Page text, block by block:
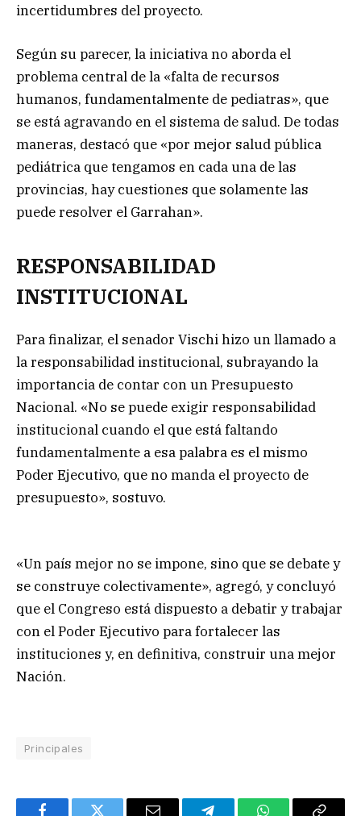
incertidumbres del proyecto.
Según su parecer, la iniciativa no aborda el
problema central de la «falta de recursos
humanos, fundamentalmente de pediatras», que
se está agravando en el sistema de salud. De todas
maneras, destacó que «por mejor salud pública
pediátrica que tengamos en cada una de las
provincias, hay cuestiones que solamente las
puede resolver el Garrahan».
RESPONSABILIDAD
INSTITUCIONAL
Para finalizar, el senador Vischi hizo un llamado a
la responsabilidad institucional, subrayando la
importancia de contar con un Presupuesto
Nacional. «No se puede exigir responsabilidad
institucional cuando el que está faltando
fundamentalmente a esa palabra es el mismo
Poder Ejecutivo, que no manda el proyecto de
presupuesto», sostuvo.
«Un país mejor no se impone, sino que se debate y
se construye colectivamente», agregó, y concluyó
que el Congreso está dispuesto a debatir y trabajar
con el Poder Ejecutivo para fortalecer las
instituciones y, en definitiva, construir una mejor
Nación.
Principales